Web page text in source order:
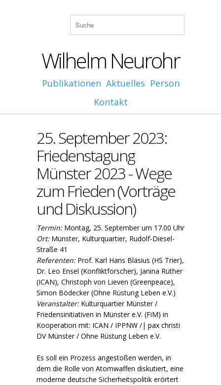
Wilhelm Neurohr
Publikationen Aktuelles Person
Kontakt
25. September 2023:
Friedenstagung
Münster 2023 - Wege
zum Frieden (Vorträge
und Diskussion)
Termin: Montag, 25. September um 17.00 Uhr
Ort:Münster, Kulturquartier, Rudolf-Diesel-
Straße 41
Referenten:Prof. Karl Hans Bläsius (HS Trier),
Dr. Leo Ensel (Konfliktforscher), Janina Rüther
(ICAN), Christoph von Lieven (Greenpeace),
Simon Bödecker (Ohne Rüstung Leben e.V.)
Veranstalter: Kulturquartier Münster /
Friedensinitiativen in Münster e.V. (FiM) in
Kooperation mit: ICAN / IPPNW /| pax christi
DV Münster / Ohne Rüstung Leben e.V.
Es soll ein Prozess angestoßen werden, in
dem die Rolle von Atomwaffen diskutiert, eine
moderne deutsche Sicherheitspolitik erörtert